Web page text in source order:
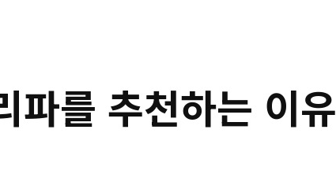
를 추천하는 이유